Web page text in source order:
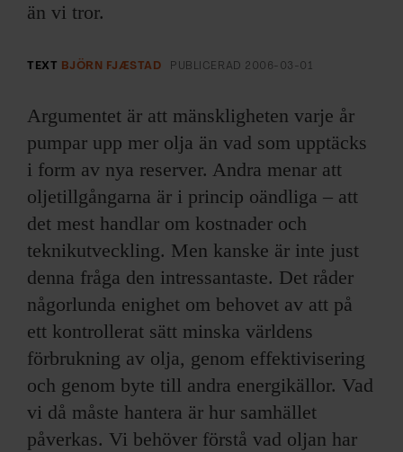
LYSSNA/PODD
EVENEMANG & RESOR
SHOP
KONTAKTA F&F
SKRIV I F&F
PRENUMERERA PÅ F&F
ANNONSERA I F&F
än vi tror.
TEXT BJÖRN FJÆSTAD PUBLICERAD 2006-03-01
Argumentet är att mänskligheten varje år
pumpar upp mer olja än vad som upptäcks
i form av nya reserver. Andra menar att
oljetillgångarna är i princip oändliga – att
det mest handlar om kostnader och
teknikutveckling. Men kanske är inte just
denna fråga den intressantaste. Det råder
någorlunda enighet om behovet av att på
ett kontrollerat sätt minska världens
förbrukning av olja, genom effektivisering
och genom byte till andra energikällor. Vad
vi då måste hantera är hur samhället
påverkas. Vi behöver förstå vad oljan har